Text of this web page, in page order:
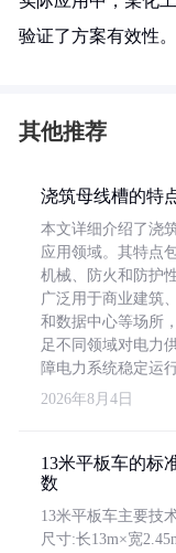
验证了方案有效性。
其他推荐
浇筑母线槽的特
本文详细介绍了浇
应用领域。其特点
机械、防火和防护
广泛用于商业建筑
和数据中心等场所
足不同领域对电力
障电力系统稳定运行
2026年8月4日
13米平板车的标
数
13米平板车主要技
尺寸:长13m×宽